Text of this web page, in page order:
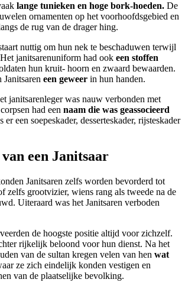
lange tunieken en hoge bork-hoeden. De
ornamenten op het voorhoofdsgebied en
de rug van de drager hing.
nuttig om hun nek te beschaduwen terwijl
janitsarenuniform had ook een stoffen
hun kruit- hoorn en zwaard bewaarden.
Janitsaren een geweer in hun handen.
janitsarenleger was nauw verbonden met
had een naam die was geassocieerd
er een soepeskader, desserteskader, rijsteskader
een Janitsaar
Janitsaren zelfs worden bevorderd tot
zelfs grootvizier, wiens rang als tweede na de
Uiteraard was het Janitsaren verboden
de hoogste positie altijd voor zichzelf.
rijkelijk beloond voor hun dienst. Na het
van de sultan kregen velen van hen wat
ze zich eindelijk konden vestigen en
van de plaatselijke bevolking.